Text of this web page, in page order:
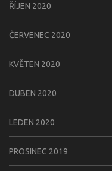
ŘÍJEN 2020
ČERVENEC 2020
KVĚTEN 2020
DUBEN 2020
LEDEN 2020
PROSINEC 2019